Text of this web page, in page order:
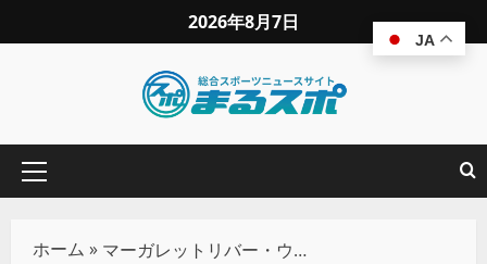
2026年8月7日
ホーム » マーガレットリバー・ウルトラマラソン
JA